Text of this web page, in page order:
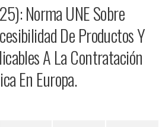
Norma UNE Sobre
De Productos Y
A La Contratación
En Europa.